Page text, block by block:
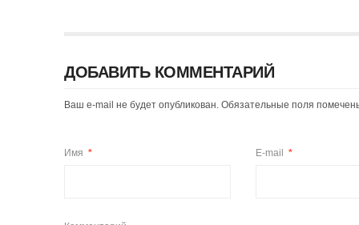
ДОБАВИТЬ КОММЕНТАРИЙ
Ваш e-mail не будет опубликован. Обязательные поля
Имя * E-mail *